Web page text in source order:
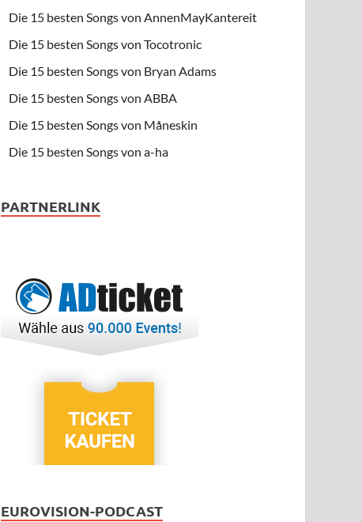
Die 15 besten Songs von AnnenMayKantereit
Die 15 besten Songs von Tocotronic
Die 15 besten Songs von Bryan Adams
Die 15 besten Songs von ABBA
Die 15 besten Songs von Måneskin
Die 15 besten Songs von a-ha
PARTNERLINK
EUROVISION-PODCAST